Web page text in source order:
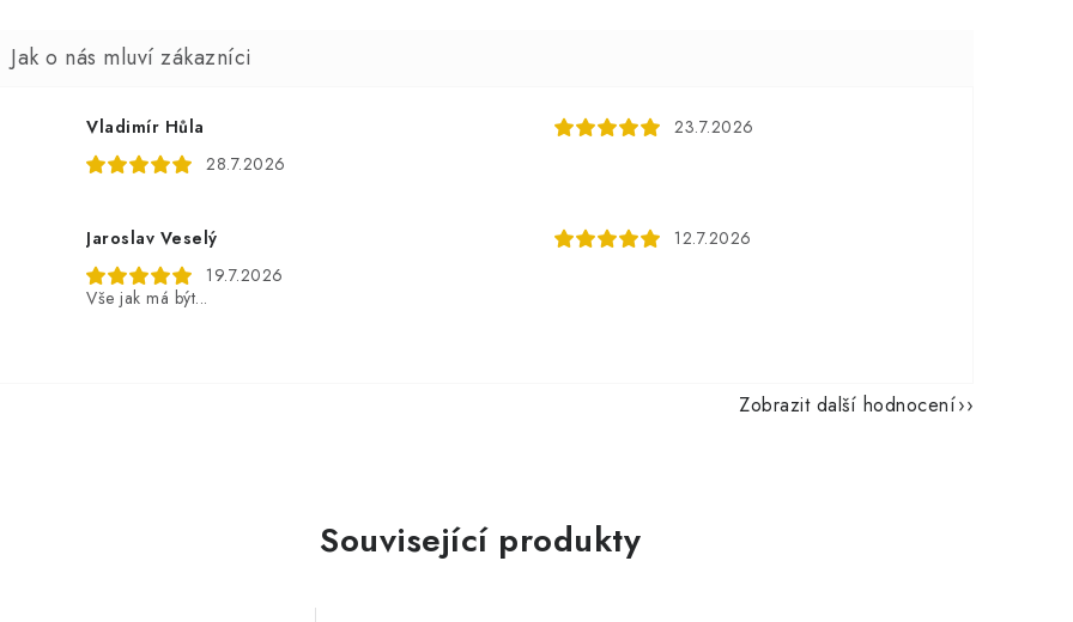
Vladimír Hůla
28.7.2026
23.7.2026
Jaroslav Veselý
19.7.2026
Vše jak má být...
12.7.2026
Zobrazit další hodnocení
Související produkty